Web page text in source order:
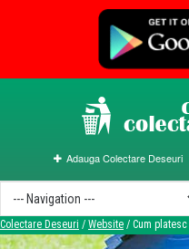
Adauga Colectare Deseuri
Colectare Deseuri / Website / Cum platesc